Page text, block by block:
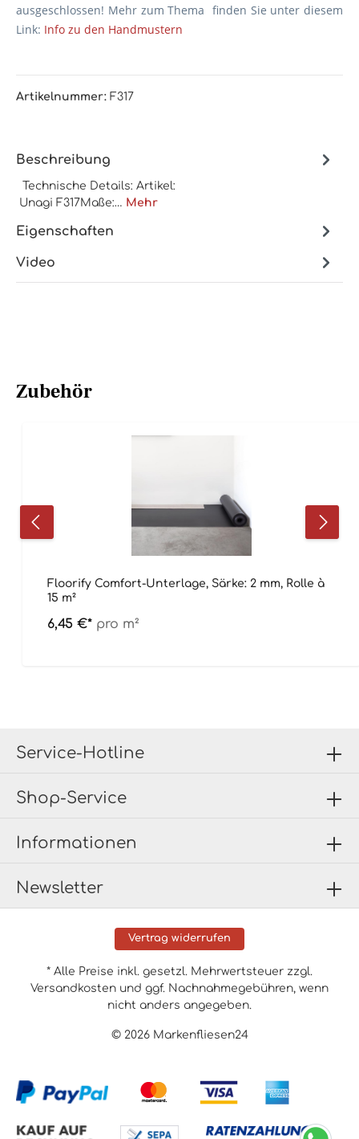
ausgeschlossen! Mehr zum Thema finden Sie unter diesem
Link: Info zu den Handmustern
Artikelnummer: F317
Beschreibung
Technische Details: Artikel:
Unagi F317Maße:… Mehr
Eigenschaften
Video
Zubehör
Floorify Comfort-Unterlage, Särke: 2 mm, Rolle à
15 m²
6,45 €* pro m²
Newsletter
Service-Hotline
Shop-Service
Informationen
Vertrag widerrufen
© 2026 Markenfliesen24
* Alle Preise inkl. gesetzl. Mehrwertsteuer zzgl.
Versandkosten und ggf. Nachnahmegebühren, wenn
nicht anders angegeben.